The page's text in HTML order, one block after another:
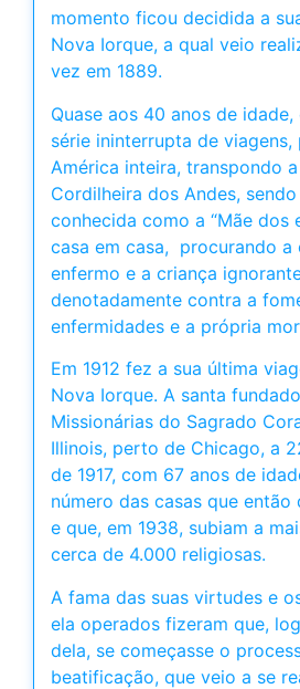
momento ficou decidida a
Nova Iorque, a qual veio
vez em 1889.
Quase aos 40 anos de idade,
série ininterrupta de viagens,
América inteira, transpondo
Cordilheira dos Andes,
conhecida como a “Mãe dos
casa em casa, procurando a
enfermo e a criança
denotadamente contra a
enfermidades e a própria
Em 1912 fez a sua última
Nova Iorque. A santa
Missionárias do Sagrado
Illinois, perto de Chicago, a
de 1917, com 67 anos de
número das casas que então
e que, em 1938, subiam a
cerca de 4.000 religiosas.
A fama das suas virtudes e
ela operados fizeram que,
dela, se começasse o
beatificação, que veio a se